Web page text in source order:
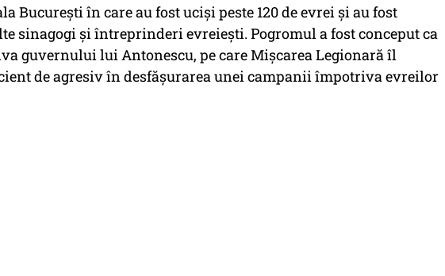
București în care au fost uciși peste 120 de evrei și au fost
sinagogi și întreprinderi evreiești. Pogromul a fost conceput ca
guvernului lui Antonescu, pe care Mișcarea Legionară îl
de agresiv în desfășurarea unei campanii împotriva evreilor